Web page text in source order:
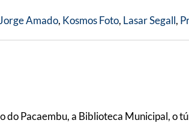
Jorge Amado, Kosmos Foto, Lasar Segall,
Pacaembu, a Biblioteca Municipal, o